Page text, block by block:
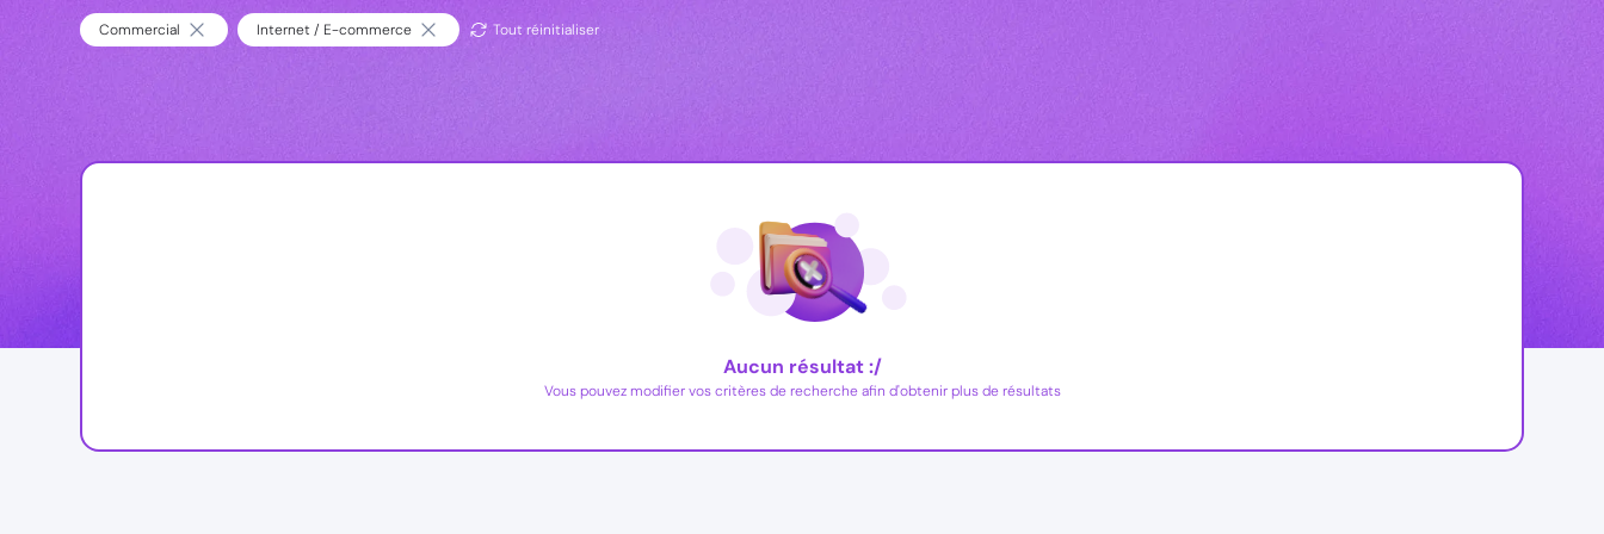
Commercial Internet / E-commerce Tout réinitialiser
Aucun résultat :/
Vous pouvez modifier vos critères de recherche afin d'obtenir plus de résultats